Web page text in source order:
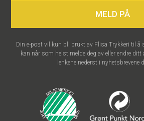
MELD PÅ
Din e-post vil kun bli brukt av Flisa Trykkeri til å
kan når som helst melde deg av eller endre ditt
lenkene nederst i nyhetsbrevene